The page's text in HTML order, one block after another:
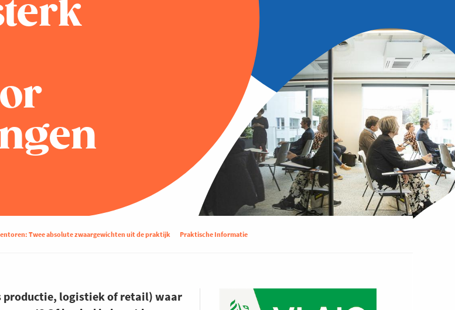
Twee absolute zwaargewichten uit de praktijk Praktische Informatie
productie, logistiek of retail) waar